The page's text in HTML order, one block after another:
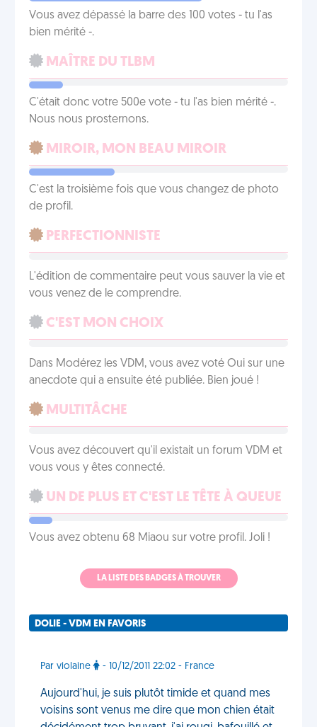
Vous avez dépassé la barre des 100 votes - tu l'as
bien mérité -.
MAÎTRE DU TLBM
C'était donc votre 500e vote - tu l'as bien mérité -.
Nous nous prosternons.
MIROIR, MON BEAU MIROIR
C'est la troisième fois que vous changez de photo
de profil.
PERFECTIONNISTE
L'édition de commentaire peut vous sauver la vie et
vous venez de le comprendre.
C'EST MON CHOIX
Dans Modérez les VDM, vous avez voté Oui sur une
anecdote qui a ensuite été publiée. Bien joué !
MULTITÂCHE
Vous avez découvert qu'il existait un forum VDM et
vous vous y êtes connecté.
UN DE PLUS ET C'EST LE TÊTE À QUEUE
Vous avez obtenu 68 Miaou sur votre profil. Joli !
LA LISTE DES BADGES À TROUVER
DOLIE - VDM EN FAVORIS
Par violaine - 10/12/2011 22:02 - France
Aujourd'hui, je suis plutôt timide et quand mes
voisins sont venus me dire que mon chien était